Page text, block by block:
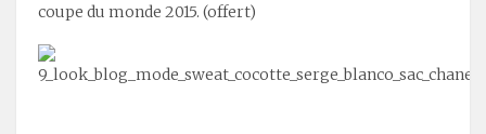
coupe du monde 2015. (offert)